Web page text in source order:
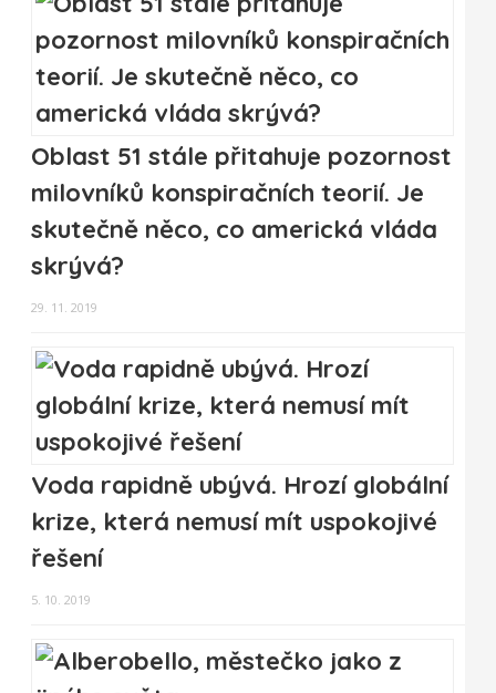
Oblast 51 stále přitahuje pozornost
milovníků konspiračních teorií. Je
skutečně něco, co americká vláda
skrývá?
29. 11. 2019
Voda rapidně ubývá. Hrozí globální
krize, která nemusí mít uspokojivé
řešení
5. 10. 2019